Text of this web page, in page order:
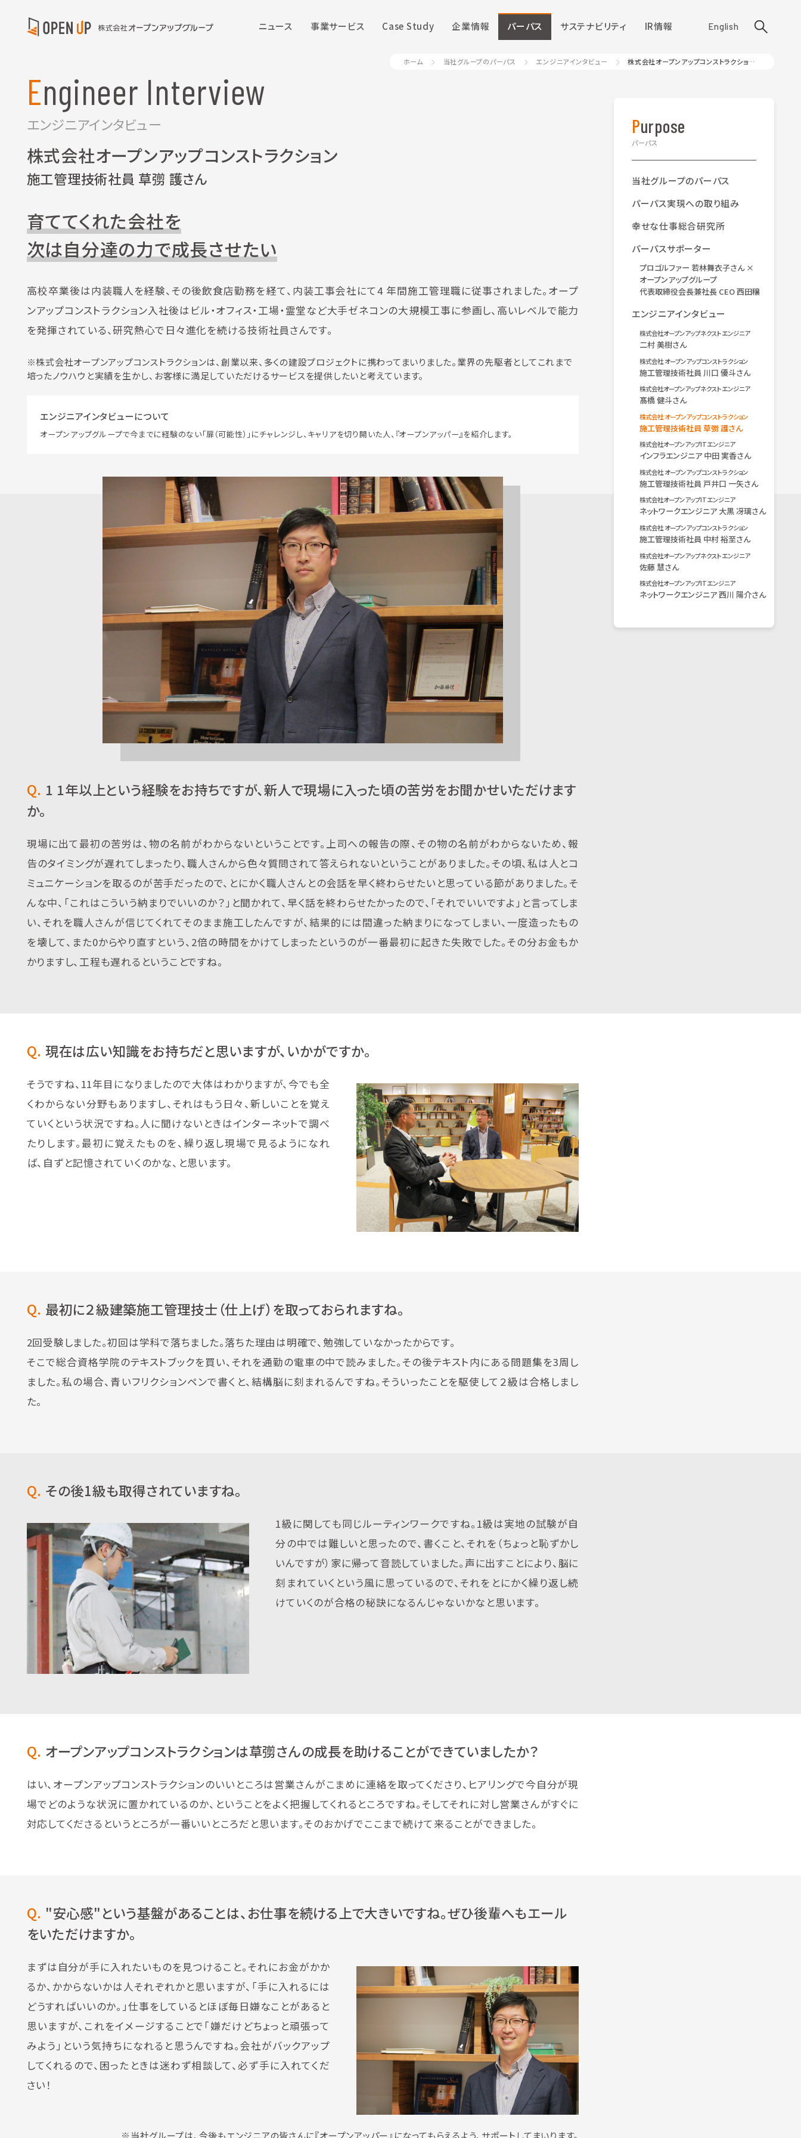
ニュース 事業サービス Case Study 企業情報 パーパス サステナビリティ IR情報 English
ホーム 当社グループのパーパス エンジニアインタビュー 株式会社オープンアップコンストラクション 施工管理技術社員 草彅 護さん
Engineer Interview
エンジニアインタビュー
株式会社オープンアップコンストラクション
施工管理技術社員 草彅 護さん
育ててくれた会社を
次は自分達の力で成長させたい
高校卒業後は内装職人を経験、その後飲食店勤務を経て、内装工事会社にて4 年間施工管理職に従事されました。オープ
ンアップコンストラクション入社後はビル・オフィス・工場・霊堂など大手ゼネコンの大規模工事に参画し、高いレベルで能力
を発揮されている、研究熱心で日々進化を続ける技術社員さんです。
※株式会社オープンアップコンストラクションは、創業以来、多くの建設プロジェクトに携わってまいりました。業界の先駆者としてこれまで
培ったノウハウと実績を生かし、お客様に満足していただけるサービスを提供したいと考えています。
エンジニアインタビューについて
オープンアップグループで今までに経験のない「扉（可能性）」にチャレンジし、キャリアを切り開いた人、『オープンアッパー』を紹介します。
Q. 1 1年以上という経験をお持ちですが、新人で現場に入った頃の苦労をお聞かせいただけます
か。
現場に出て最初の苦労は、物の名前がわからないということです。上司への報告の際、その物の名前がわからないため、報
告のタイミングが遅れてしまったり、職人さんから色々質問されて答えられないということがありました。その頃、私は人とコ
ミュニケーションを取るのが苦手だったので、とにかく職人さんとの会話を早く終わらせたいと思っている節がありました。そ
んな中、「これはこういう納まりでいいのか？」と聞かれて、早く話を終わらせたかったので、「それでいいですよ」と言ってしま
い、それを職人さんが信じてくれてそのまま施工したんですが、結果的には間違った納まりになってしまい、一度造ったもの
を壊して、また0からやり直すという、2倍の時間をかけてしまったというのが一番最初に起きた失敗でした。その分お金もか
かりますし、工程も遅れるということですね。
Q. 現在は広い知識をお持ちだと思いますが、いかがですか。
そうですね、11年目になりましたので大体はわかりますが、今でも全
くわからない分野もありますし、それはもう日々、新しいことを覚え
ていくという状況ですね。人に聞けないときはインターネットで調べ
たりします。最初に覚えたものを、繰り返し現場で見るようになれ
ば、自ずと記憶されていくのかな、と思います。
Q. 最初に２級建築施工管理技士（仕上げ）を取っておられますね。
2回受験しました。初回は学科で落ちました。落ちた理由は明確で、勉強していなかったからです。
そこで総合資格学院のテキストブックを買い、それを通勤の電車の中で読みました。その後テキスト内にある問題集を3周し
ました。私の場合、青いフリクションペンで書くと、結構脳に刻まれるんですね。そういったことを駆使して２級は合格しまし
た。
Q. その後1級も取得されていますね。
1級に関しても同じルーティンワークですね。1級は実地の試験が自
分の中では難しいと思ったので、書くこと、それを（ちょっと恥ずかし
いんですが）家に帰って音読していました。声に出すことにより、脳に
刻まれていくという風に思っているので、それをとにかく繰り返し続
けていくのが合格の秘訣になるんじゃないかなと思います。
Q. オープンアップコンストラクションは草彅さんの成長を助けることができていましたか？
はい、オープンアップコンストラクションのいいところは営業さんがこまめに連絡を取ってくださり、ヒアリングで今自分が現
場でどのような状況に置かれているのか、ということをよく把握してくれるところですね。そしてそれに対し営業さんがすぐに
対応してくださるというところが一番いいところだと思います。そのおかげでここまで続けて来ることができました。
Q. "安心感"という基盤があることは、お仕事を続ける上で大きいですね。ぜひ後輩へもエール
をいただけますか。
まずは自分が手に入れたいものを見つけること。それにお金がかか
るか、かからないかは人それぞれかと思いますが、「手に入れるには
どうすればいいのか。」仕事をしているとほぼ毎日嫌なことがあると
思いますが、これをイメージすることで「嫌だけどちょっと頑張って
みよう」という気持ちになれると思うんですね。会社がバックアップ
してくれるので、困ったときは迷わず相談して、必ず手に入れてくだ
さい！
Purpose
パーパス
当社グループのパーパス
パーパス実現への取り組み
幸せな仕事総合研究所
パーパスサポーター
プロゴルファー 若林舞衣子さん ×
オープンアップグループ
代表取締役会長兼社長 CEO 西田穣
エンジニアインタビュー
株式会社オープンアップネクストエンジニア
二村 美樹さん
株式会社 オープンアップコンストラクション
施工管理技術社員 川口 優斗さん
株式会社オープンアップネクストエンジニア
髙橋 健斗さん
株式会社 オープンアップコンストラクション
施工管理技術社員 草彅 護さん
株式会社オープンアップITエンジニア
インフラエンジニア 中田 実香さん
株式会社 オープンアップコンストラクション
施工管理技術社員 戸井口 一矢さん
株式会社オープンアップITエンジニア
ネットワークエンジニア 大黒 冴璃さん
株式会社 オープンアップコンストラクション
施工管理技術社員 中村 裕至さん
株式会社オープンアップネクストエンジニア
佐藤 慧さん
株式会社オープンアップITエンジニア
ネットワークエンジニア 西川 陽介さん